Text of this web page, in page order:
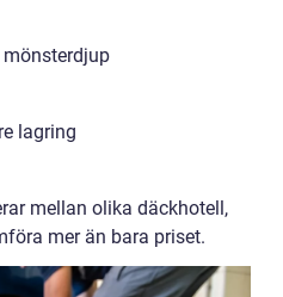
lagring
mellan olika däckhotell,
mer än bara priset.